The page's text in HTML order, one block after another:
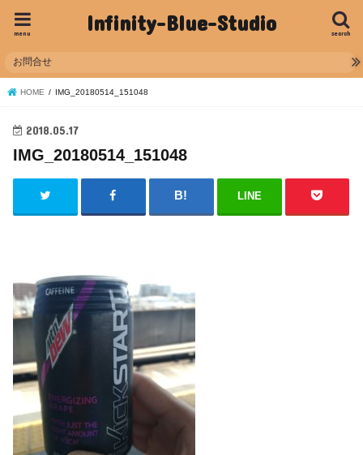
Infinity-Blue-Studio search
menu
お問合せ
HOME IMG_20180514_151048
2018.05.17
IMG_20180514_151048
LINE